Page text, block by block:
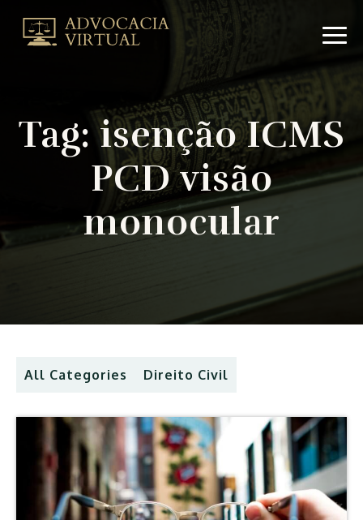
Arquivo
de
monocular
VirtualAdvocacia
Tag:isenção ICMS
PCD visão
monocular
All Categories Direito Civil